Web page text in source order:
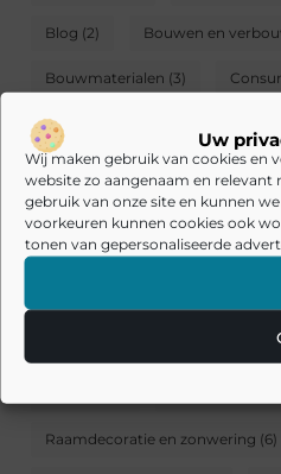
Uw
Wij maken gebruik van cookies en
website zo aangenaam en
gebruik van onze site en kunnen
voorkeuren kunnen cookies ook
tonen van gepersonaliseerde
Blog (2) Bouwen en
Bouwmaterialen (3)
Dak gevel en schoorsteen
Decoratie en accessoires(5)
Doe-het-zelf Duurzaam
Familie(3) Gezond wonen
Raamdecoratie en zonwering (6)